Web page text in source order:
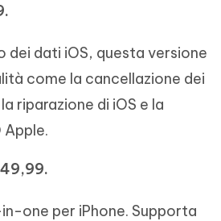
dei dati iOS, questa versione
come la cancellazione dei
riparazione di iOS e la
Apple.
one per iPhone. Supporta